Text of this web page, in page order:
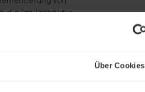
Über Cookies
die Stellhebel für
ein Schlüssel. Was